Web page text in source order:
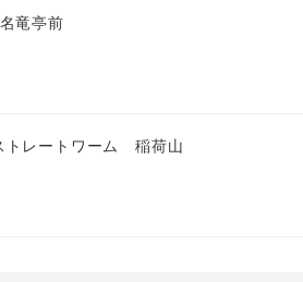
竜亭前
レートワーム 稲荷山